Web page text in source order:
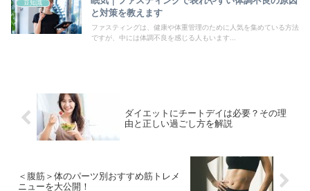
豆知識
と対策を教えます
ファスティングは、健康や体重管理のために人気を集めている方法
ですが、中には体調不良を感じる人もいます...
ダイエットにチートデイは必要？その理
由と正しい過ごし方を解説
＜腹筋＞体のパーツ別おすすめ筋トレメ
ニューを大公開！